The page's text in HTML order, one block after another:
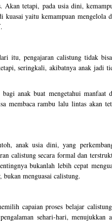
Akan tetapi, pada usia dini,
kuasai yaitu kemampuan mengelola
itu, pengajaran calistung tidak
seringkali, akibatnya anak jadi
anak buat mengetahui manfaat
membaca rambu lalu lintas akan
anak usia dini, yang
calistung secara formal dan
bukanlah lebih cepat
menguasai calistung.
capaian proses belajar
sehari-hari, menujukkan